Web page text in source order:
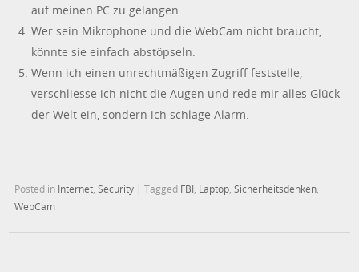
auf meinen PC zu gelangen
Wer sein Mikrophone und die WebCam nicht braucht,
könnte sie einfach abstöpseln.
Wenn ich einen unrechtmäßigen Zugriff feststelle,
verschliesse ich nicht die Augen und rede mir alles Glück
der Welt ein, sondern ich schlage Alarm.
Posted in Internet ,Security |Tagged FBI Laptop ,Sicherheitsdenken
WebCam